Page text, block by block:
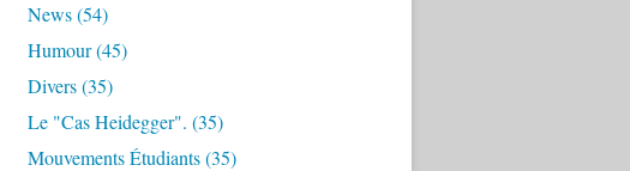
News(54)
Humour(45)
Divers(35)
Le "cas Heidegger". (35)
Mouvements Étudiants(35)